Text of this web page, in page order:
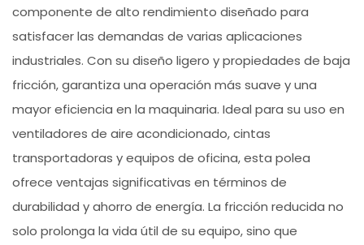
componente de alto rendimiento diseñado para
satisfacer las demandas de varias aplicaciones
industriales. Con su diseño ligero y propiedades de baja
fricción, garantiza una operación más suave y una
mayor eficiencia en la maquinaria. Ideal para su uso en
ventiladores de aire acondicionado, cintas
transportadoras y equipos de oficina, esta polea
ofrece ventajas significativas en términos de
durabilidad y ahorro de energía. La fricción reducida no
solo prolonga la vida útil de su equipo, sino que